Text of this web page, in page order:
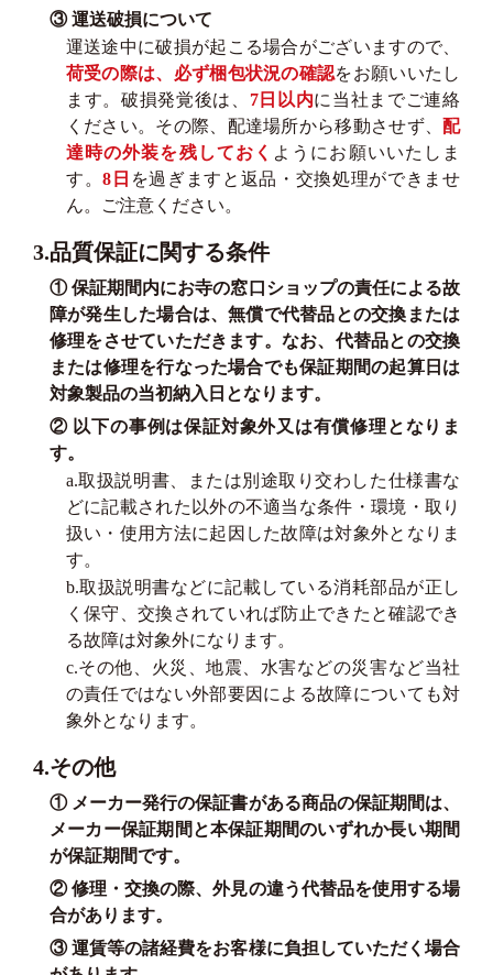
③ 運送破損について
運送途中に破損が起こる場合がございますので、
荷受の際は、必ず梱包状況の確認をお願いいたし
ます。破損発覚後は、 7日以内に当社までご連絡
ください。その際、配達場所から移動させず、配
達時の外装を残しておく ようにお願いいたしま
す。8日 を過ぎますと返品・交換処理ができませ
ん。ご注意ください。
3.品質保証に関する条件
① 保証期間内にお寺の窓口ショップの責任による故
障が発生した場合は、無償で代替品との交換または
修理をさせていただきます。なお、代替品との交換
または修理を行なった場合でも保証期間の起算日は
対象製品の当初納入日となります。
② 以下の事例は保証対象外又は有償修理となりま
す。
a.取扱説明書、または別途取り交わした仕様書な
どに記載された以外の不適当な条件・環境・取り
扱い・使用方法に起因した故障は対象外となりま
す。
b.取扱説明書などに記載している消耗部品が正し
く保守、交換されていれば防止できたと確認でき
る故障は対象外になります。
c.その他、火災、地震、水害などの災害など当社
の責任ではない外部要因による故障についても対
象外となります。
4.その他
① メーカー発行の保証書がある商品の保証期間は、
メーカー保証期間と本保証期間のいずれか長い期間
が保証期間です。
② 修理・交換の際、外見の違う代替品を使用する場
合があります。
③ 運賃等の諸経費をお客様に負担していただく場合